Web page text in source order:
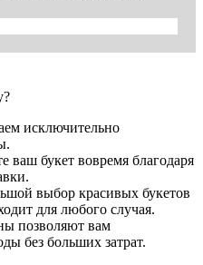
исключительно
ваш букет вовремя благодаря
выбор красивых букетов
для любого случая.
позволяют вам
без больших затрат.